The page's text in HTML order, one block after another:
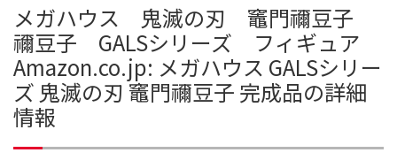
メガハウス 鬼滅の刃 竈門禰豆子
禰豆子 GALSシリーズ フィギュア
Amazon.co.jp: メガハウス GALSシリー
ズ 鬼滅の刃 竈門禰豆子 完成品の詳細
情報